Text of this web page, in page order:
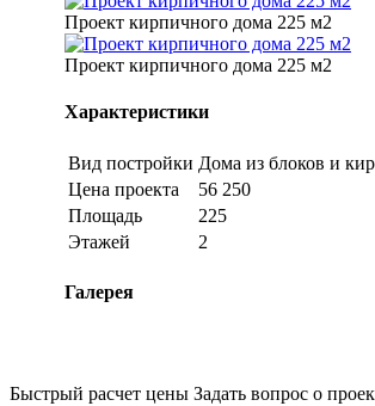
Проект кирпичного дома 225 м2
Проект кирпичного дома 225 м2
Характеристики
Вид постройки Дома из блоков и
Цена проекта
56 250
Площадь
225
Этажей
2
Галерея
Быстрый расчет цены Задать вопрос о